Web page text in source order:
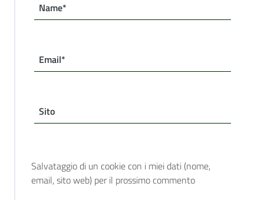
Name*
Email*
Sito
Salvataggio di un cookie con i miei dati (nome,
email, sito web) per il prossimo commento